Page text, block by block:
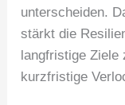
unterscheiden.
stärkt die
langfristige Ziele
kurzfristige